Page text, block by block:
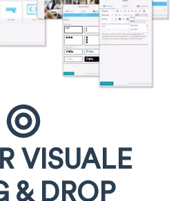
VISUALE
& DROP